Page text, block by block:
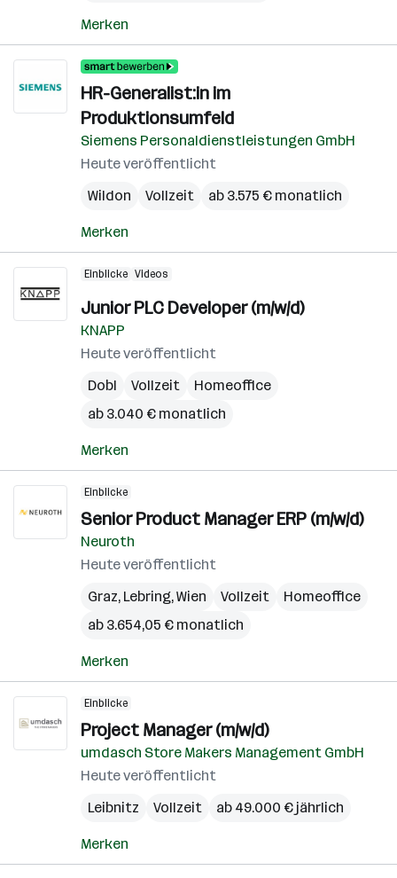
Merken
HR-Generalist:in im
Produktionsumfeld
Siemens Personaldienstleistungen GmbH
Heute veröffentlicht
Wildon
Vollzeit ab 3.575 € monatlich
Merken
Einblicke Videos
Junior PLC Developer (m/w/d)
KNAPP
Heute veröffentlicht
Dobl
Vollzeit
Homeoffice
ab 3.040 € monatlich
Merken
Einblicke
Senior Product Manager ERP (m/w/d)
Neuroth
Heute veröffentlicht
Graz, Lebring,Wien Vollzeit
Homeoffice
ab 3.654,05 € monatlich
Merken
Einblicke
Project Manager (m/w/d)
umdasch Store Makers Management GmbH
Heute veröffentlicht
Leibnitz
Vollzeit ab 49.000 € jährlich
Merken